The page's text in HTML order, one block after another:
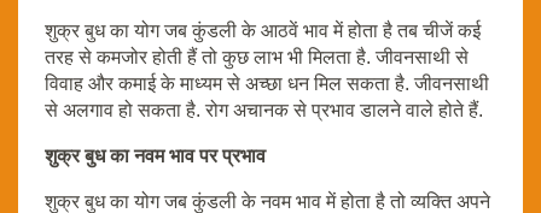
शुक्र बुध का योग जब कुंडली के आठवें भाव में होता है तब चीजें कई
तरह से कमजोर होती हैं तो कुछ लाभ भी मिलता है. जीवनसाथी से
विवाह और कमाई के माध्यम से अच्छा धन मिल सकता है. जीवनसाथी
से अलगाव हो सकता है. रोग अचानक से प्रभाव डालने वाले होते हैं.
शुक्र बुध का नवम भाव पर प्रभाव
शुक्र बुध का योग जब कुंडली के नवम भाव में होता है तो व्यक्ति अपने